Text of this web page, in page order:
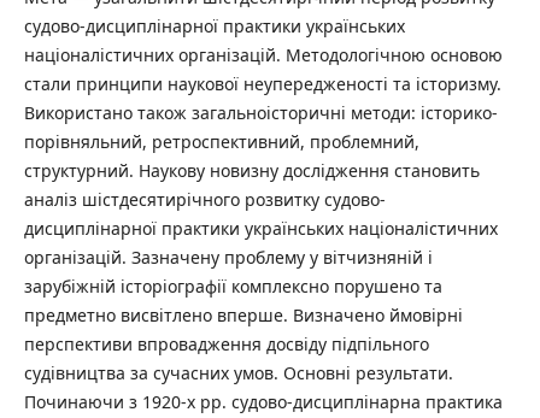
судово-дисциплінарної практики українських
націоналістичних організацій. Методологічною основою
стали принципи наукової неупередженості та історизму.
Використано також загальноісторичні методи: історико-
порівняльний, ретроспективний, проблемний,
структурний. Наукову новизну дослідження становить
аналіз шістдесятирічного розвитку судово-
дисциплінарної практики українських націоналістичних
організацій. Зазначену проблему у вітчизняній і
зарубіжній історіографії комплексно порушено та
предметно висвітлено вперше. Визначено ймовірні
перспективи впровадження досвіду підпільного
судівництва за сучасних умов. Основні результати.
Починаючи з 1920-х рр. судово-дисциплінарна практика